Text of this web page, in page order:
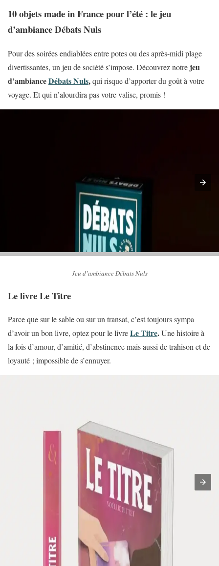
10 objets made in France pour l’été : le jeu
d’ambiance Débats Nuls
Pour des soirées endiablées entre potes ou des après-midi plage
divertissantes, un jeu de société s’impose. Découvrez notre jeu
d’ambianceDébats Nuls,qui risque d’apporter du goût à votre
voyage. Et qui n’alourdira pas votre valise, promis !
Jeu d’ambiance Débats Nuls
Le livre Le Titre
Parce que sur le sable ou sur un transat, c’est toujours sympa
d’avoir un bon livre, optez pour le livreLe Titre.Une histoire à
la fois d’amour, d’amitié, d’abstinence mais aussi de trahison et de
loyauté ; impossible de s’ennuyer.